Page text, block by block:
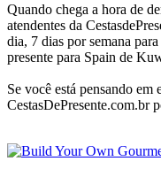
Quando chega a hora de
atendentes da
dia, 7 dias por semana
presente para Spain de
Se você está pensando em
CestasDePresente.com.br